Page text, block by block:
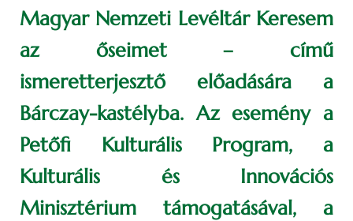
Magyar Nemzeti Levéltár Keresem
az őseimet – című
ismeretterjesztő előadására a
Bárczay-kastélyba. Az esemény a
Petőfi Kulturális Program, a
Kulturális és Innovációs
Minisztérium támogatásával, a